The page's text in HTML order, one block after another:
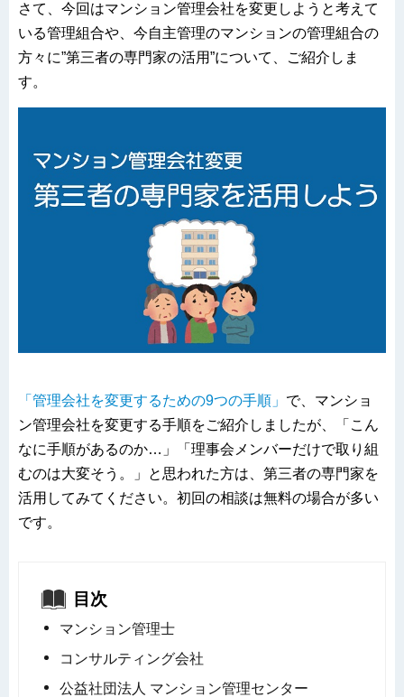
さて、今回はマンション管理会社を変更しようと考えて
いる管理組合や、今自主管理のマンションの管理組合の
方々に”第三者の専門家の活用”について、ご紹介しま
す。
「管理会社を変更するための9つの手順」 で、マンショ
ン管理会社を変更する手順をご紹介しましたが、「こん
なに手順があるのか…」「理事会メンバーだけで取り組
むのは大変そう。」と思われた方は、第三者の専門家を
活用してみてください。初回の相談は無料の場合が多い
です。
目次
マンション管理士
コンサルティング会社
公益社団法人 マンション管理センター